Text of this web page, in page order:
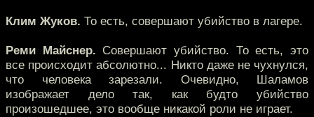
Клим Жуков. То есть, совершают убийство в лагере.
Реми Майснер. Совершают убийство. То есть, это
все происходит абсолютно... Никто даже не чухнулся,
что человека зарезали. Очевидно, Шаламов
изображает дело так, как будто убийство
произошедшее, это вообще никакой роли не играет.